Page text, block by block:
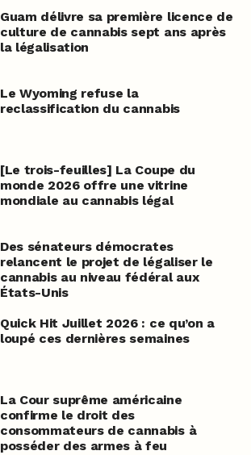
Guam délivre sa première licence de
culture de cannabis sept ans après
la légalisation
Le Wyoming refuse la
reclassification du cannabis
[Le trois-feuilles] La Coupe du
monde 2026 offre une vitrine
mondiale au cannabis légal
Des sénateurs démocrates
relancent le projet de légaliser le
cannabis au niveau fédéral aux
États-Unis
Quick Hit Juillet 2026 : ce qu’on a
loupé ces dernières semaines
La Cour suprême américaine
confirme le droit des
consommateurs de cannabis à
posséder des armes à feu